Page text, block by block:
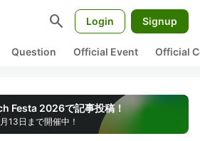
search Login Signup
Question Official Event Official
Festa 2026で記事投稿！
13日まで開催中！